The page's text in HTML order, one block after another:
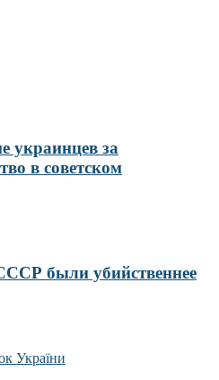
украинцев за
в советском
были убийственнее
України